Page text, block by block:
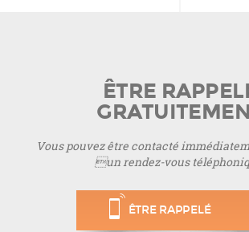
ÊTRE
Vous pouvez être contacté
un rendez-vous
ÊTRE RAPPELÉ